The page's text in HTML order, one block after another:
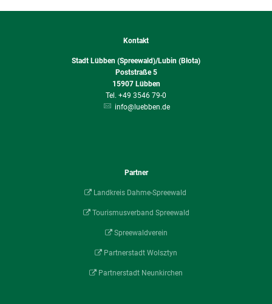
Kontakt
Stadt Lübben (Spreewald)/Lubin (Błota)
Poststraße 5
15907 Lübben
+49 3546 79-0
info@luebben.de
Partner
Landkreis Dahme-Spreewald
Tourismusverband Spreewald
Spreewaldverein
Partnerstadt Wolsztyn
Partnerstadt Neunkirchen